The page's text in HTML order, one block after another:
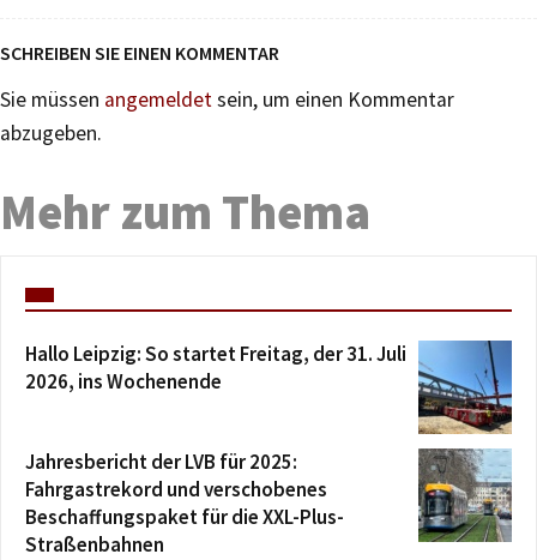
SCHREIBEN SIE EINEN KOMMENTAR
Sie müssen angemeldetsein, um einen Kommentar
abzugeben.
Mehr zum Thema
Hallo Leipzig: So startet Freitag, der 31. Juli
2026, ins Wochenende
Jahresbericht der LVB für 2025:
Fahrgastrekord und verschobenes
Beschaffungspaket für die XXL-Plus-
Straßenbahnen